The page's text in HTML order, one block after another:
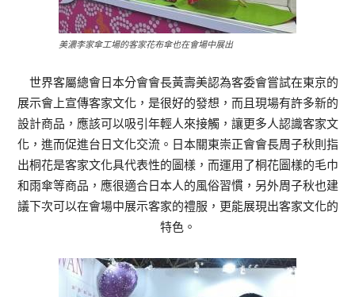
美濃李家傘工場的客家花布傘也在會場中展出
世界客屬總會日本分會會長黃壽美認為客委會嘗試在東京的
展示會上宣傳客家文化，是很好的發想，而且現場有許多新的
設計商品，應該可以吸引年輕人來接觸，讓更多人認識客家文
化，進而促進台日文化交流。日本關東崇正會會長周子秋則指
出桐花是客家文化具代表性的圖樣，而運用了桐花圖樣的毛巾
和雨傘等商品，應很適合日本人的風俗習慣，另外周子秋也建
議下次可以在會場中展示客家的禮服，更能展現出客家文化的
特色。